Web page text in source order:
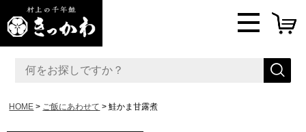
HOME ご飯にあわせて 鮭かま甘露煮